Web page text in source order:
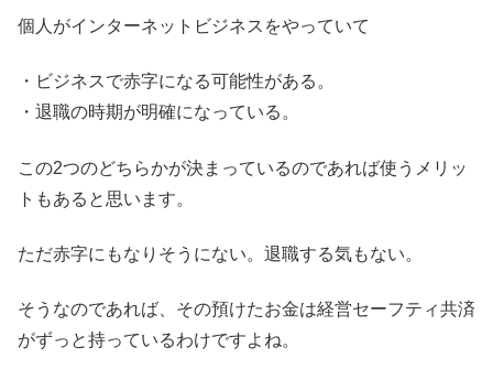
個人がインターネットビジネスをやっていて
・ビジネスで赤字になる可能性がある。
・退職の時期が明確になっている。
この2つのどちらかが決まっているのであれば使うメリッ
トもあると思います。
ただ赤字にもなりそうにない。退職する気もない。
そうなのであれば、その預けたお金は経営セーフティ共済
がずっと持っているわけですよね。